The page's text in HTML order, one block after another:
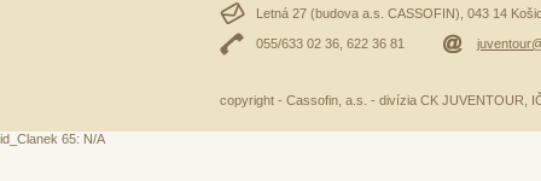
Letná 27 (budova a.s. CASSOFIN), 043 14
055/633 02 36, 622 36 81
copyright - Cassofin, a.s. - divízia CK JUVENTOUR,
id_Clanek 65: N/A